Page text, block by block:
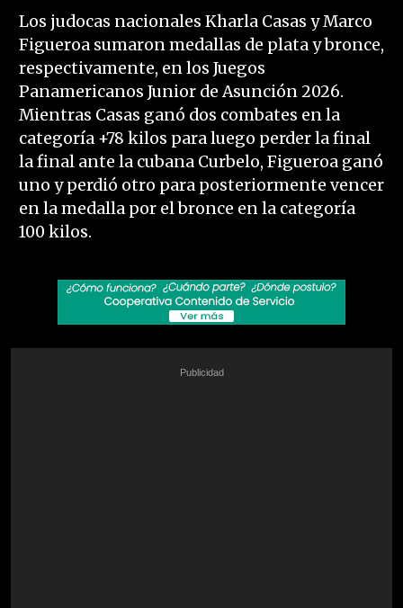
Los judocas nacionales Kharla Casas y Marco
Figueroa sumaron medallas de plata y bronce,
respectivamente, en los Juegos
Panamericanos Junior de Asunción 2026.
Mientras Casas ganó dos combates en la
categoría +78 kilos para luego perder la final
la final ante la cubana Curbelo, Figueroa ganó
uno y perdió otro para posteriormente vencer
en la medalla por el bronce en la categoría
100 kilos.